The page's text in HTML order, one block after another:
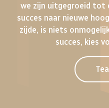
we zijn uitgegroeid tot
succes naar nieuwe
zijde, is niets
succes, kies